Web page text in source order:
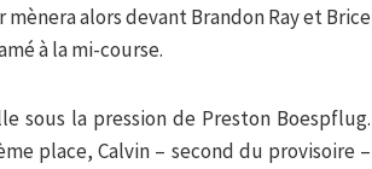
alors devant Brandon Ray et Brice
à la mi-course.
sous la pression de Preston Boespflug.
place, Calvin – second du provisoire –